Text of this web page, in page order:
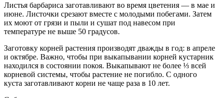
Листья барбариса заготавливают во время цветения — в мае и
июне. Листочки срезают вместе с молодыми побегами. Затем
их моют от грязи и пыли и сушат под навесом при
температуре не выше 50 градусов.
Заготовку корней растения производят дважды в год: в апреле
и октябре. Важно, чтобы при выкапывании корней кустарник
находился в состоянии покоя. Выкапывают не более ⅓ всей
корневой системы, чтобы растение не погибло. С одного
куста заготавливают корни не чаще раза в 10 лет.